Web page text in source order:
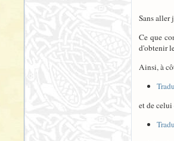
Sans aller
Ce que
d'obtenir
Ainsi, à
et de